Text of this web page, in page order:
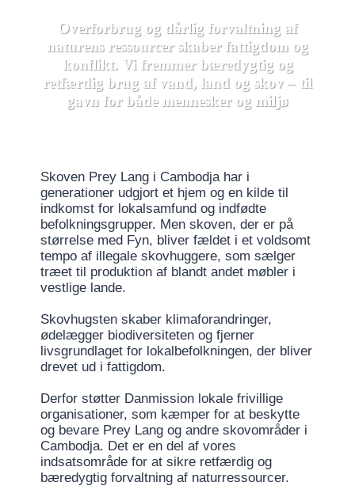
Overforbrug og dårlig forvaltning af
naturens ressourcer skaber fattigdom og
konflikt. Vi fremmer bæredygtig og
retfærdig brug af vand, land og skov – til
gavn for både mennesker og miljø
Skoven Prey Lang i Cambodja har i
generationer udgjort et hjem og en kilde til
indkomst for lokalsamfund og indfødte
befolkningsgrupper. Men skoven, der er på
størrelse med Fyn, bliver fældet i et voldsomt
tempo af illegale skovhuggere, som sælger
træet til produktion af blandt andet møbler i
vestlige lande.
Skovhugsten skaber klimaforandringer,
ødelægger biodiversiteten og fjerner
livsgrundlaget for lokalbefolkningen, der bliver
drevet ud i fattigdom.
Derfor støtter Danmission lokale frivillige
organisationer, som kæmper for at beskytte
og bevare Prey Lang og andre skovområder i
Cambodja. Det er en del af vores
indsatsområde for at sikre retfærdig og
bæredygtig forvaltning af naturressourcer.